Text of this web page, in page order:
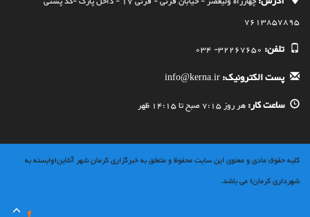
7613857895
تلفن: 32267650- 034
پست الکترونیک: info@kerna.ir
ساعت کار:هر روز 7:15 صبح تا 14:15 ظهر
کلیه حقوق مادی و معنوی این سایت محفوظ و متعلق به خبرگزاری کرمان شهر آنلاین(وابسته به
شهرداری کرمان) می باشد.